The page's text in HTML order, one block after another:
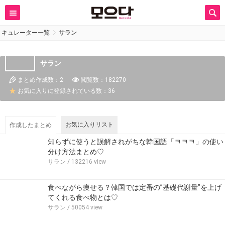
キュレーター一覧 サラン
サラン
まとめ作成数：2
閲覧数：182270
お気に入りに登録されている数：36
作成したまとめ お気に入りリスト
知らずに使うと誤解されがちな韓国語「ㅋㅋㅋ」の使い
分け方法まとめ♡
サラン / 132216 view
食べながら痩せる？韓国では定番の”基礎代謝量”を上げ
てくれる食べ物とは♡
サラン / 50054 view